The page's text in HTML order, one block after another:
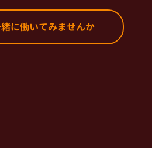
に働いてみませんか